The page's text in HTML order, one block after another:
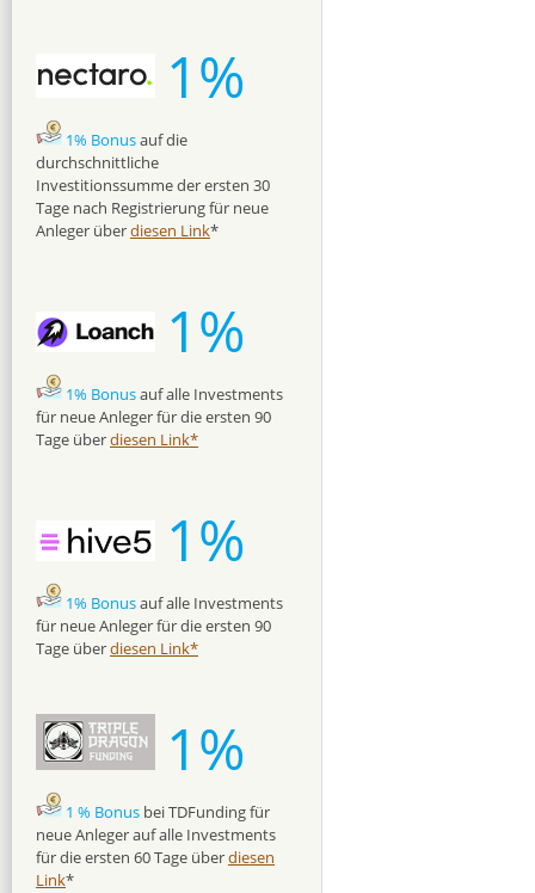
1%
1% Bonusauf die
durchschnittliche
Investitionssumme der ersten 30
Tage nach Registrierung für neue
Anleger überdiesen Link*
1%
1% Bonusauf alle Investments
für neue Anleger für die ersten 90
Tage überdiesen Link*
1%
1% Bonusauf alle Investments
für neue Anleger für die ersten 90
Tage überdiesen Link*
1%
1 % Bonus bei TDFunding für
neue Anleger auf alle Investments
für die ersten 60 Tage überdiesen
Link*